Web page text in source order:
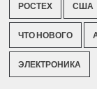
РОСТЕХ США
ЧТО НОВОГО
ЭЛЕКТРОНИКА